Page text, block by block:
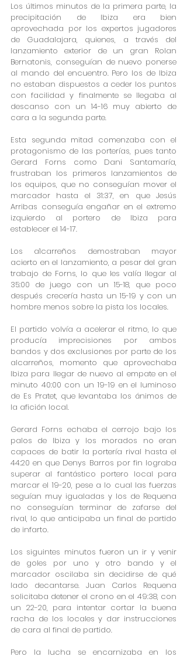
Los últimos minutos de la primera parte, la
precipitación de Ibiza era bien
aprovechada por los expertos jugadores
de Guadalajara, quienes, a través del
lanzamiento exterior de un gran Rolan
Bernatonis, conseguían de nuevo ponerse
al mando del encuentro. Pero los de Ibiza
no estaban dispuestos a ceder los puntos
con facilidad y finalmente se llegaba al
descanso con un 14-16 muy abierto de
cara a la segunda parte.
Esta segunda mitad comenzaba con el
protagonismo de las porterías, pues tanto
Gerard Forns como Dani Santamaría,
frustraban los primeros lanzamientos de
los equipos, que no conseguían mover el
marcador hasta el 31:37, en que Jesús
Arribas conseguía engañar en el extremo
izquierdo al portero de Ibiza para
establecer el 14-17.
Los a1carreños demostraban mayor
acierto en el lanzamiento, a pesar del gran
trabajo de Forns, lo que les valía llegar al
35:00 de juego con un 15-18, que poco
después crecería hasta un 15-19 y con un
hombre menos sobre la pista los locales.
El partido volvía a acelerar el ritmo, lo que
producía imprecisiones por ambos
bandos y dos exclusiones por parte de los
alcarreños, momento que aprovechaba
Ibiza para llegar de nuevo al empate en el
minuto 40:00 con un 19-19 en el luminoso
de Es Pratet, que levantaba los ánimos de
la afición local.
Gerard Forns echaba el cerrojo bajo los
palos de Ibiza y los morados no eran
capaces de batir la portería rival hasta el
44:20 en que Denys Barros por fin lograba
superar al fantástico portero local para
marcar el 19-20, pese a lo cual las fuerzas
seguían muy igualadas y los de Requena
no conseguían terminar de zafarse del
rival, lo que anticipaba un final de partido
de infarto.
Los siguintes minutos fueron un ir y venir
de goles por uno y otro bando y el
marcador oscilaba sin decidirse de qué
lado decantarse. Juan Carlos Requena
solicitaba detener el crono en el 49:38, con
un 22-20, para intentar cortar la buena
racha de los locales y dar instrucciones
de cara al final de partido.
Pero la lucha se encarnizaba en los